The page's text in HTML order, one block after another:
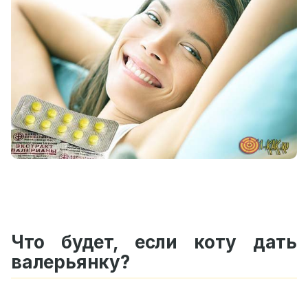
Что будет, если коту дать
валерьянку?